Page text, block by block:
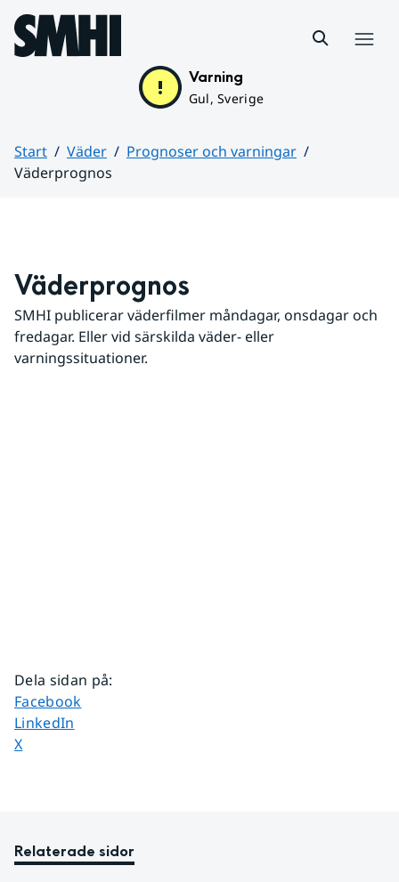
Hoppa till sidans innehåll
Varning
Gul, Sverige
Start Väder
Prognoser och varningar
Väderprognos
Väderprognos
SMHI publicerar väderfilmer måndagar, onsdagar och
fredagar. Eller vid särskilda väder- eller
varningssituationer.
Dela sidan på:
Dela sidan på
Facebook
Dela sidan på
LinkedIn
Dela sidan på
X
Relaterade sidor